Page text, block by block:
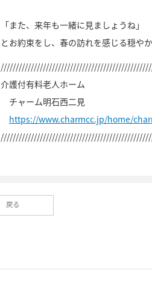
「また、来年も一緒に見ましょうね」
とお約束をし、春の訪れを感じる穏や
介護付有料老人ホーム
チャーム明石西二見
https://www.charmcc.jp/home/
戻る